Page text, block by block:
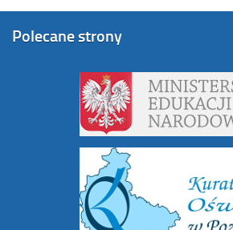
Polecane strony